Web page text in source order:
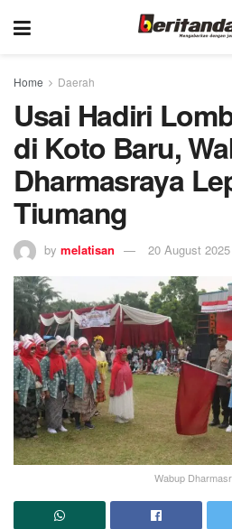
Home Daerah
Usai Hadiri
di Koto Baru,
Dharmasraya
Tiumang
by melatisan 20 August
Wabup